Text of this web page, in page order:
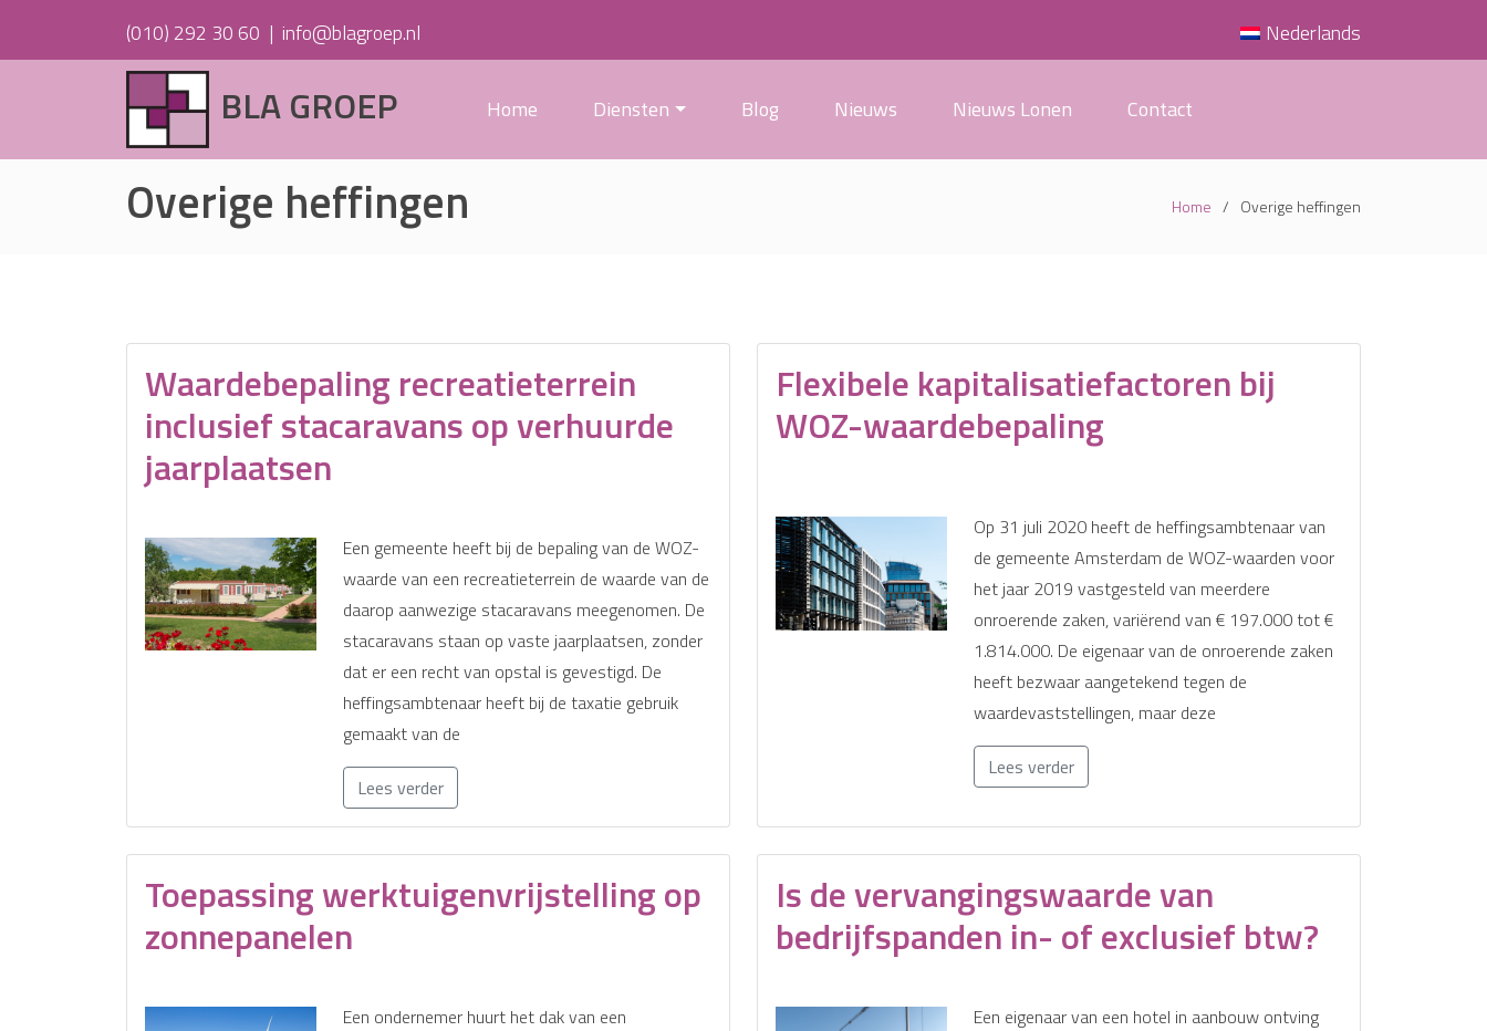
(010) 292 30 60 | info@blagroep.nl Nederlands
BLA GROEP Home Diensten Blog Nieuws Nieuws Lonen Contact
Overige heffingen Home Overige heffingen
Waardebepaling recreatieterrein
inclusief stacaravans op verhuurde
jaarplaatsen
Een gemeente heeft bij de bepaling van de WOZ-
waarde van een recreatieterrein de waarde van de
daarop aanwezige stacaravans meegenomen. De
stacaravans staan op vaste jaarplaatsen, zonder
dat er een recht van opstal is gevestigd. De
heffingsambtenaar heeft bij de taxatie gebruik
gemaakt van de
Lees verder
Flexibele kapitalisatiefactoren bij
WOZ-waardebepaling
Op 31 juli 2020 heeft de heffingsambtenaar van
de gemeente Amsterdam de WOZ-waarden voor
het jaar 2019 vastgesteld van meerdere
onroerende zaken, variërend van € 197.000 tot €
1.814.000. De eigenaar van de onroerende zaken
heeft bezwaar aangetekend tegen de
waardevaststellingen, maar deze
Lees verder
Toepassing werktuigenvrijstelling op
zonnepanelen
Een ondernemer huurt het dak van een
Is de vervangingswaarde van
bedrijfspanden in- of exclusief btw?
Een eigenaar van een hotel in aanbouw ontving